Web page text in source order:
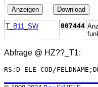
T_B11_SW 007444
Abfrage @ HZ??_T1:
RS:D_ELE_COD/